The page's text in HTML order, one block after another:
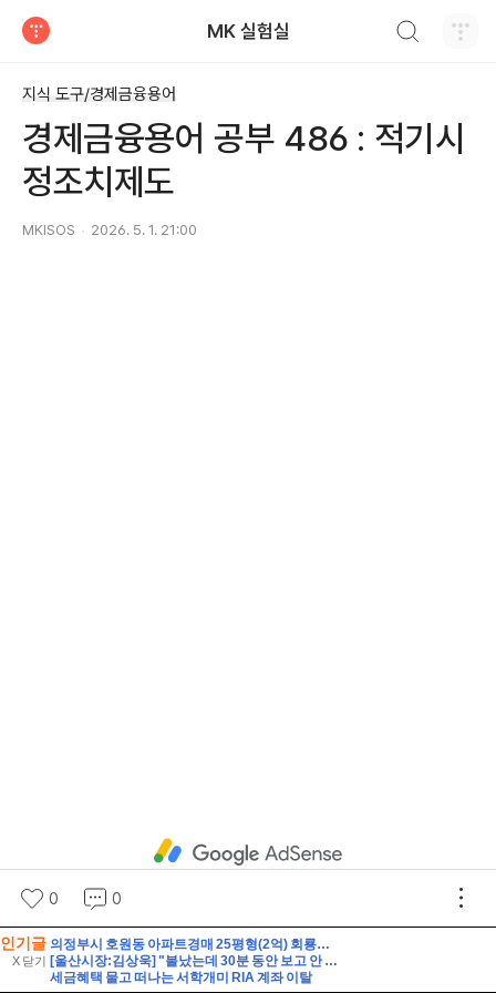
인기글
X 닫기
의정부시 호원동 아파트경매 25평형(2억) 회룡역인근 신원아파트 14층 유찰1회 의정부호원동신원아파트 법원경매 매매
[울산시장:김상욱] "불났는데 30분 동안 보고 안 해?" 김상욱 호통에 얼어붙은 회의장
세금혜택 물고 떠나는 서학개미 RIA 계좌 이탈